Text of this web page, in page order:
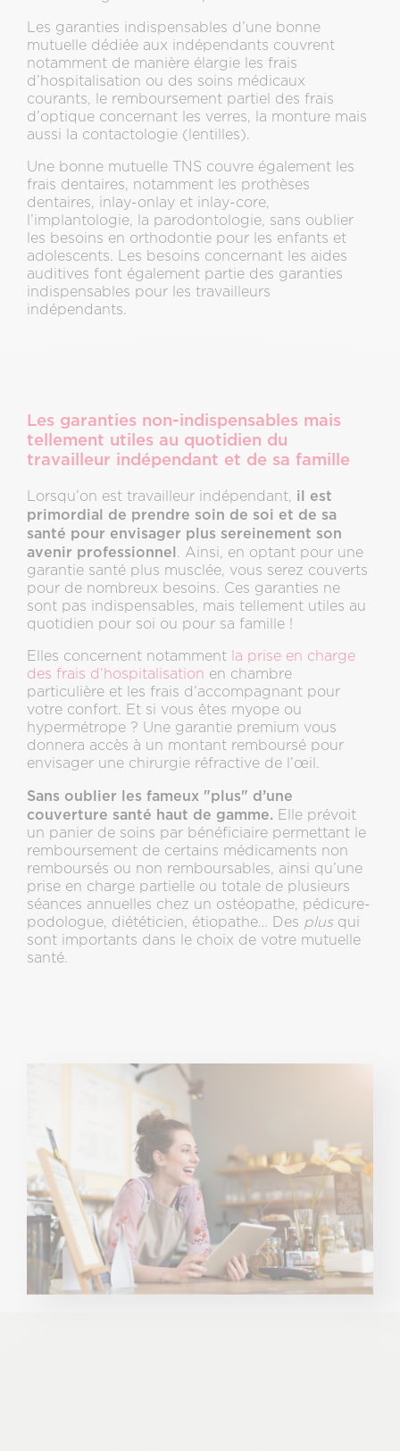
Les garanties indispensables d’une bonne
mutuelle dédiée aux indépendants couvrent
notamment de manière élargie les frais
d’hospitalisation ou des soins médicaux
courants, le remboursement partiel des frais
d’optique concernant les verres, la monture mais
aussi la contactologie (lentilles).
Une bonne mutuelle TNS couvre également les
frais dentaires, notamment les prothèses
dentaires, inlay-onlay et inlay-core,
l’implantologie, la parodontologie, sans oublier
les besoins en orthodontie pour les enfants et
adolescents. Les besoins concernant les aides
auditives font également partie des garanties
indispensables pour les travailleurs
indépendants.
Les garanties non-indispensables mais
tellement utiles au quotidien du
travailleur indépendant et de sa famille
Lorsqu’on est travailleur indépendant, il est
primordial de prendre soin de soi et de sa
santé pour envisager plus sereinement son
avenir professionnel. Ainsi, en optant pour une
garantie santé plus musclée, vous serez couverts
pour de nombreux besoins. Ces garanties ne
sont pas indispensables, mais tellement utiles au
quotidien pour soi ou pour sa famille !
Elles concernent notamment la prise en charge
des frais d’hospitalisation en chambre
particulière et les frais d’accompagnant pour
votre confort. Et si vous êtes myope ou
hypermétrope ? Une garantie premium vous
donnera accès à un montant remboursé pour
envisager une chirurgie réfractive de l’œil.
Sans oublier les fameux "plus" d’une
couverture santé haut de gamme. Elle prévoit
un panier de soins par bénéficiaire permettant le
remboursement de certains médicaments non
remboursés ou non remboursables, ainsi qu’une
prise en charge partielle ou totale de plusieurs
séances annuelles chez un ostéopathe, pédicure-
podologue, diététicien, étiopathe… Des plusqui
sont importants dans le choix de votre mutuelle
santé.